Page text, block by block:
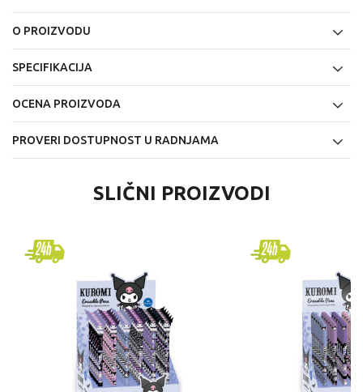
O PROIZVODU
SPECIFIKACIJA
OCENA PROIZVODA
PROVERI DOSTUPNOST U RADNJAMA
SLIČNI PROIZVODI